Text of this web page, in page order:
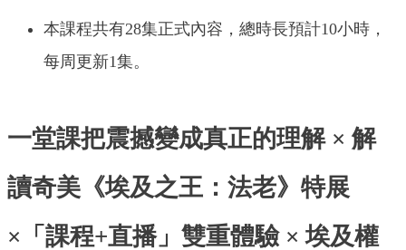
本課程共有28集正式內容，總時長預計10小時，
每周更新1集。
一堂課把震撼變成真正的理解 × 解
讀奇美《埃及之王：法老》特展
×「課程+直播」雙重體驗 × 埃及權